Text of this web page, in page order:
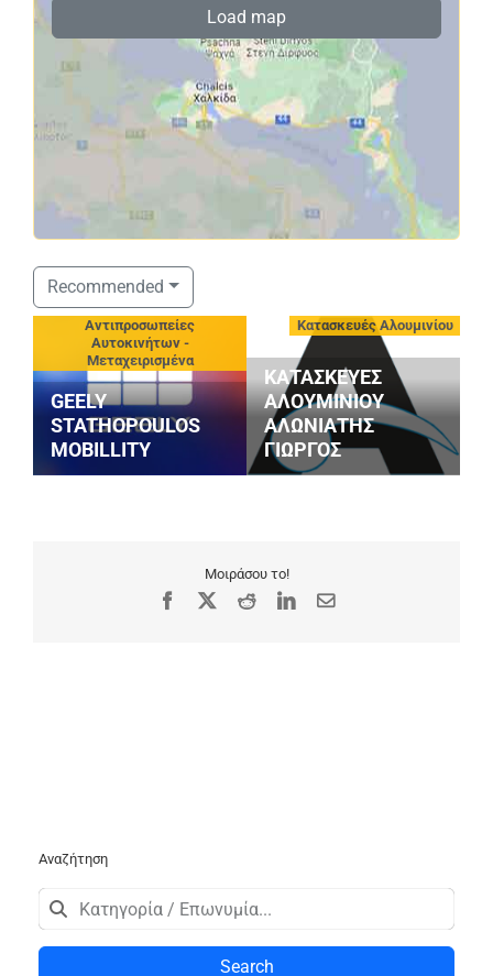
Load map
Recommended
Αντιπροσωπείες
Αυτοκινήτων -
Μεταχειρισμένα
GEELY
STATHOPOULOS
MOBILLITY
Κατασκευές Αλουμινίου
ΚΑΤΑΣΚΕΥΕΣ
ΑΛΟΥΜΙΝΙΟΥ
ΑΛΩΝΙΑΤΗΣ
ΓΙΩΡΓΟΣ
Μοιράσου το!
Facebook RedditLinkedIn
Email
Αναζήτηση
Search